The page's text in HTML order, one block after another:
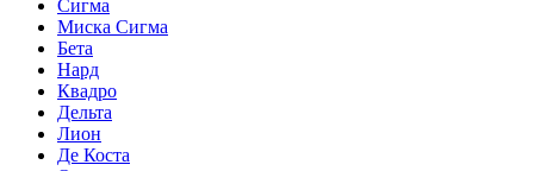
Сигма
Миска Сигма
Бета
Нард
Квадро
Дельта
Лион
Де Коста